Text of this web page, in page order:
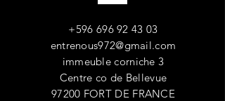
+596 696 92 43 03
entrenous972@gmail.com
immeuble corniche 3
Centre co de Bellevue
97200 FORT DE FRANCE